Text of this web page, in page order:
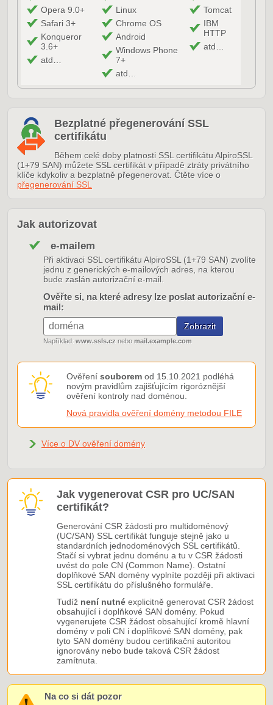
Opera 9.0+
Safari 3+
Konqueror
3.6+
atd…
Linux
Chrome OS
Android
Windows Phone
7+
atd…
Tomcat
IBM
HTTP
atd…
Bezplatné přegenerování SSL
certifikátu
Během celé doby platnosti SSL certifikátu AlpiroSSL
(1+79 SAN) můžete SSL certifikát v případě ztráty privátního
klíče kdykoliv a bezplatně přegenerovat. Čtěte více o
přegenerování SSL
Jak autorizovat
e-mailem
Při aktivaci SSL certifikátu AlpiroSSL (1+79 SAN) zvolíte
jednu z generických e-mailových adres, na kterou
bude zaslán autorizační e-mail.
Ověřte si, na které adresy lze poslat autorizační e-
mail:
Například: www.ssls.cz nebo mail.example.com
Ověření souborem od 15.10.2021 podléhá
novým pravidlům zajišťujícím rigoróznější
ověření kontroly nad doménou.
Nová pravidla ověření domény metodou FILE
Více o DV ověření domény
Jak vygenerovat CSR pro UC/SAN
certifikát?
Generování CSR žádosti pro multidoménový
(UC/SAN) SSL certifikát funguje stejně jako u
standardních jednodoménových SSL certifikátů.
Stačí si vybrat jednu doménu a tu v CSR žádosti
uvést do pole CN (Common Name). Ostatní
doplňkové SAN domény vyplníte později při aktivaci
SSL certifikátu do příslušného formuláře.
Tudíž není nutné explicitně generovat CSR žádost
obsahující i doplňkové SAN domény. Pokud
vygenerujete CSR žádost obsahující kromě hlavní
domény v poli CN i doplňkové SAN domény, pak
tyto SAN domény budou certifikační autoritou
ignorovány nebo bude taková CSR žádost
zamítnuta.
Na co si dát pozor